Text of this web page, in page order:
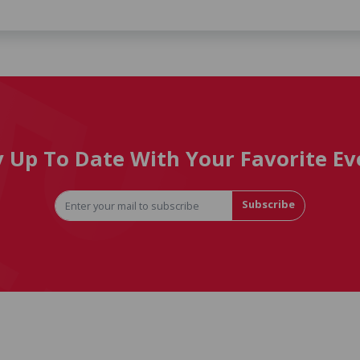
Up To Date With Your Favorite
Subscribe